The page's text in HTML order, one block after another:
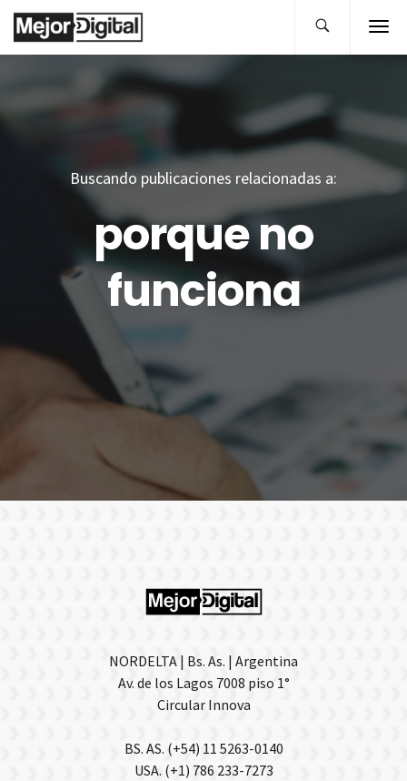
Buscando publicaciones relacionadas a:
porque no
funciona
NORDELTA | Bs. As. | Argentina
Av. de los Lagos 7008 piso 1°
Circular Innova
BS. AS. (+54) 11 5263-0140
USA. (+1) 786 233-7273